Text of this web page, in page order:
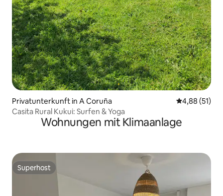
Privatunterkunft in A Coruña
4,88 (51)
Casita Rural Kukui: Surfen & Yoga
Wohnungen mit Klimaanlage
Superhost
Superhost